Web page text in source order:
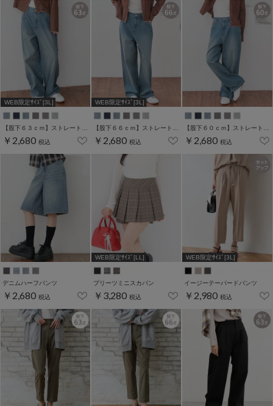
WEB限定ｻｲｽﾞ[3L]
【股下６３ｃｍ】ストレートパンツ(股下60/63/66/69/72cm展開)
￥2,680 税込
WEB限定ｻｲｽﾞ[3L]
【股下６６ｃｍ】ストレートパンツ(股下60/63/66/69/72cm展開)
￥2,680 税込
【股下６０ｃｍ】ストレートパンツ(股下60/63/66/69/72cm展開)
￥2,680 税込
デニムハーフパンツ
￥2,680 税込
WEB限定ｻｲｽﾞ[LL]
プリーツミニスカパン
￥3,280 税込
WEB限定ｻｲｽﾞ[3L]
イージーテーパードパンツ
￥2,980 税込